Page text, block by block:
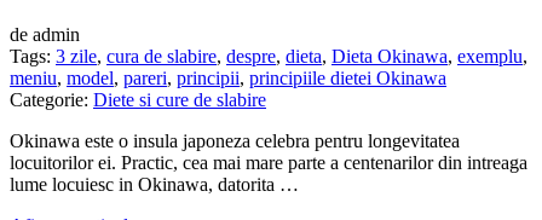
de admin
Tags: 3 zile, cura de slabire, despre, dieta, Dieta Okinawa, exemplu,
meniu, model, pareri, principii, principiile dietei Okinawa
Categorie: Diete si cure de slabire
Okinawa este o insula japoneza celebra pentru longevitatea
locuitorilor ei. Practic, cea mai mare parte a centenarilor din intreaga
lume locuiesc in Okinawa, datorita …